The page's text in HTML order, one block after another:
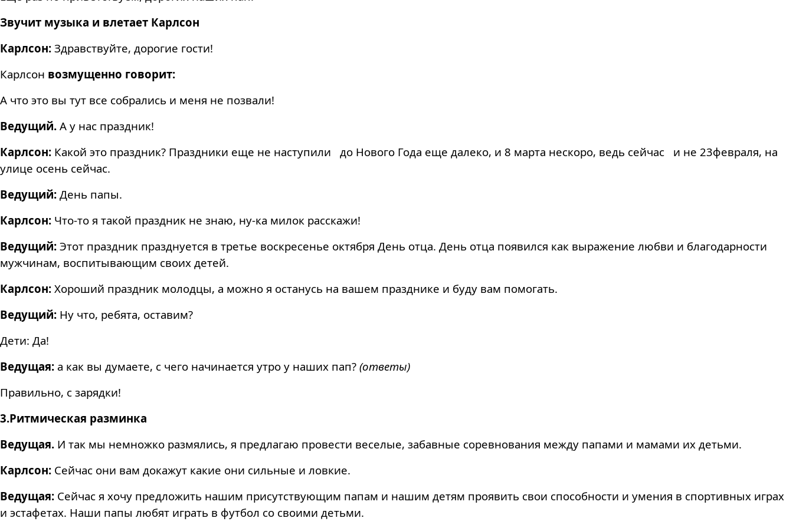
Звучит музыка и влетает Карлсон
Карлсон: Здравствуйте, дорогие гости!
Карлсон возмущенно говорит:
А что это вы тут все собрались и меня не позвали!
Ведущий. А у нас праздник!
Карлсон: Какой это праздник? Праздники еще не наступили до Нового Года еще далеко, и 8 марта нескоро, ведь сейчас и не 23февраля, на
улице осень сейчас.
Ведущий: День папы.
Карлсон: Что-то я такой праздник не знаю, ну-ка милок расскажи!
Ведущий: Этот праздник празднуется в третье воскресенье октября День отца. День отца появился как выражение любви и благодарности
мужчинам, воспитывающим своих детей.
Карлсон: Хороший праздник молодцы, а можно я останусь на вашем празднике и буду вам помогать.
Ведущий: Ну что, ребята, оставим?
Дети: Да!
Ведущая: а как вы думаете, с чего начинается утро у наших пап? (ответы)
Правильно, с зарядки!
3.Ритмическая разминка
Ведущая. И так мы немножко размялись, я предлагаю провести веселые, забавные соревнования между папами и мамами их детьми.
Карлсон: Сейчас они вам докажут какие они сильные и ловкие.
Ведущая: Сейчас я хочу предложить нашим присутствующим папам и нашим детям проявить свои способности и умения в спортивных играх
и эстафетах. Наши папы любят играть в футбол со своими детьми.